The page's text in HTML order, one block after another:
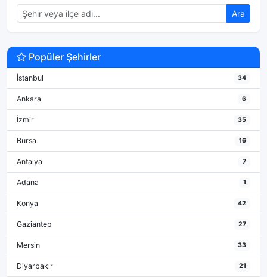
Ara
Popüler Şehirler
İstanbul 34
Ankara 6
İzmir 35
Bursa 16
Antalya 7
Adana 1
Konya 42
Gaziantep 27
Mersin 33
Diyarbakır 21